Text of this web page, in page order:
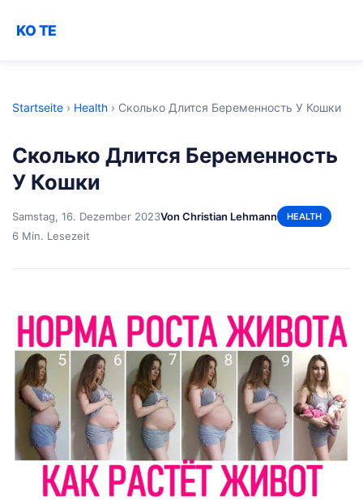
KO TE
Startseite › Health › Сколько Длится Беременность У Кошки
Сколько Длится Беременность
У Кошки
Samstag, 16. Dezember 2023Von Christian Lehmann HEALTH
6 Min. Lesezeit